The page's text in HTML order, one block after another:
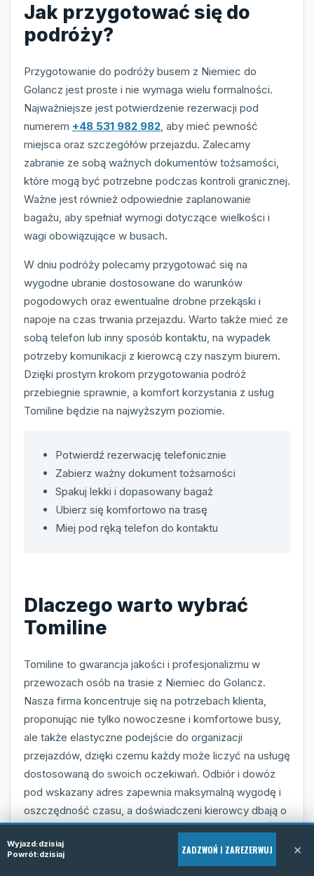
Jak przygotować się do
podróży?
Przygotowanie do podróży busem z Niemiec do
Golancz jest proste i nie wymaga wielu formalności.
Najważniejsze jest potwierdzenie rezerwacji pod
numerem +48 531 982 982 , aby mieć pewność
miejsca oraz szczegółów przejazdu. Zalecamy
zabranie ze sobą ważnych dokumentów tożsamości,
które mogą być potrzebne podczas kontroli granicznej.
Ważne jest również odpowiednie zaplanowanie
bagażu, aby spełniał wymogi dotyczące wielkości i
wagi obowiązujące w busach.
W dniu podróży polecamy przygotować się na
wygodne ubranie dostosowane do warunków
pogodowych oraz ewentualne drobne przekąski i
napoje na czas trwania przejazdu. Warto także mieć ze
sobą telefon lub inny sposób kontaktu, na wypadek
potrzeby komunikacji z kierowcą czy naszym biurem.
Dzięki prostym krokom przygotowania podróż
przebiegnie sprawnie, a komfort korzystania z usług
Tomiline będzie na najwyższym poziomie.
Potwierdź rezerwację telefonicznie
Zabierz ważny dokument tożsamości
Spakuj lekki i dopasowany bagaż
Ubierz się komfortowo na trasę
Miej pod ręką telefon do kontaktu
Dlaczego warto wybrać
Tomiline
Tomiline to gwarancja jakości i profesjonalizmu w
przewozach osób na trasie z Niemiec do Golancz.
Nasza firma koncentruje się na potrzebach klienta,
proponując nie tylko nowoczesne i komfortowe busy,
ale także elastyczne podejście do organizacji
przejazdów, dzięki czemu każdy może liczyć na usługę
dostosowaną do swoich oczekiwań. Odbiór i dowóz
pod wskazany adres zapewnia maksymalną wygodę i
oszczędność czasu, a doświadczeni kierowcy dbają o
bezpieczeństwo i przyjazną atmosferę podczas całej
podróży.
Wyjazd:dzisiaj
Powrót:dzisiaj ZADZWOŃ I ZAREZERWUJ ×